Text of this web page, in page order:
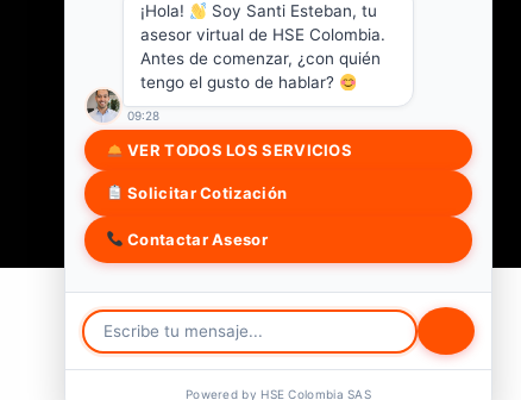
¡Hola!
Soy Santi Esteban, tu
asesor virtual de HSE Colombia.
Antes de comenzar, ¿con quién
tengo el gusto de hablar?
09:28
VER TODOS LOS SERVICIOS
Solicitar Cotización
Contactar Asesor
Powered by HSE Colombia SAS